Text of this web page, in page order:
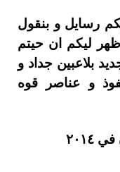
و بنقول
ليكم ان حيتم
جداد و
عناصر قوه